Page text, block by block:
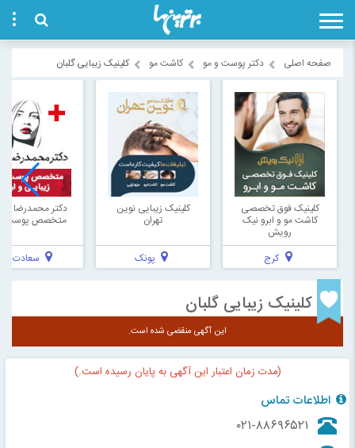
صفحه اصلی دکتر پوست و مو کاشت مو کلینیک زیبایی گلبان
کلینیک فوق تخصصی
کاشت مو و ابرو نیک
رویش
کرج
کلینیک زیبایی نوین
تهران
پونک
دکتر محمدرضا
متخصص پوست
سعادت
کلینیک زیبایی گلبان
این آگهی منقضی شده است.
(مدت زمان اعتبار این آگهی به پایان رسیده است.)
اطلاعات تماس
۰۲۱-۸۸۶۹۶۵۲۱